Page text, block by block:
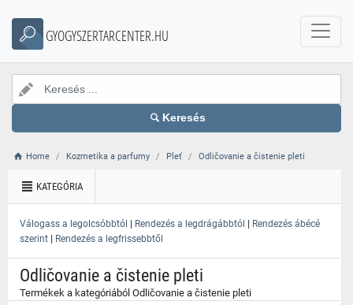
GYOGYSZERTARCENTER.HU
Keresés
Home Kozmetika a parfumy Pleť Odličovanie a čistenie pleti
KATEGÓRIA
Válogass a legolcsóbbtól | Rendezés a legdrágábbtól | Rendezés ábécé
szerint | Rendezés a legfrissebbtől
Odličovanie a čistenie pleti
Termékek a kategóriából Odličovanie a čistenie pleti